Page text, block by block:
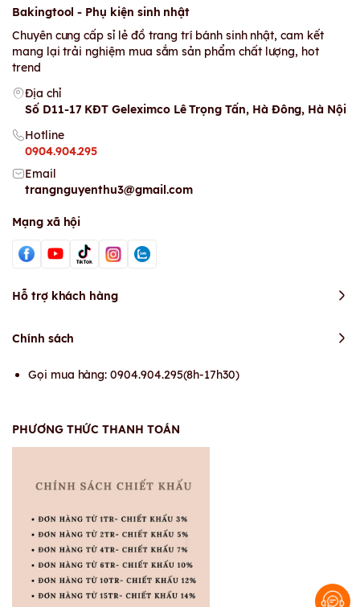
Bakingtool - Phụ kiện sinh nhật
Chuyên cung cấp sỉ lẻ đồ trang trí bánh sinh nhật, cam kết
mang lại trải nghiệm mua sắm sản phẩm chất lượng, hot
trend
Địa chỉ
Số D11-17 KĐT Geleximco Lê Trọng Tấn, Hà Đông, Hà Nội
Hotline
0904.904.295
Email
trangnguyenthu3@gmail.com
Mạng xã hội
Hỗ trợ khách hàng
Chính sách
Gọi mua hàng: 0904.904.295(8h-17h30)
PHƯƠNG THỨC THANH TOÁN